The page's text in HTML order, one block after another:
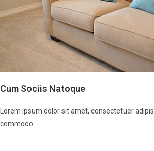
Cum Sociis Natoque
Lorem ipsum dolor sit amet, consectetuer
commodo.